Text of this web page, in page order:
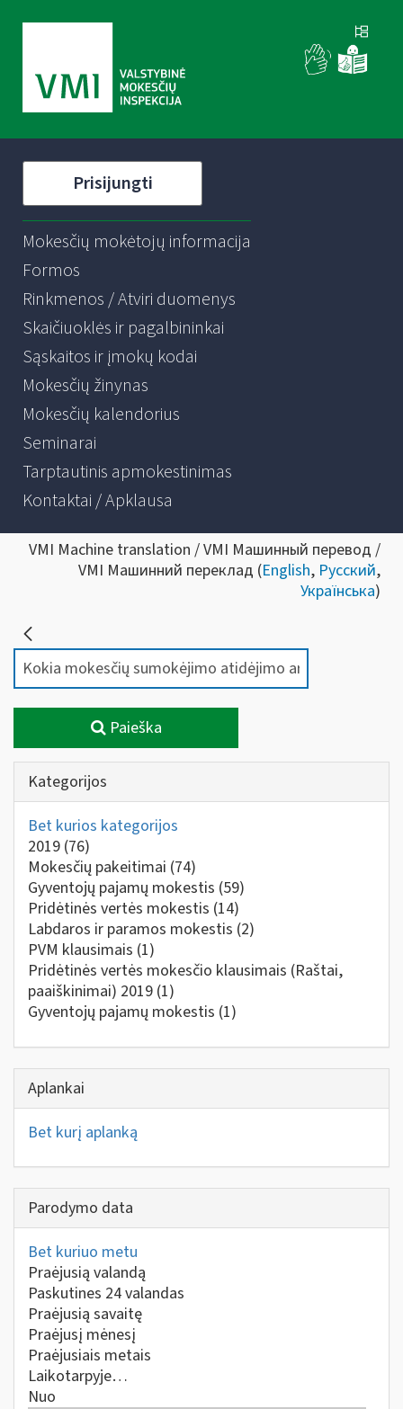
Prisijungti
Mokesčių mokėtojų informacija
Formos
Rinkmenos / Atviri duomenys
Skaičiuoklės ir pagalbininkai
Sąskaitos ir įmokų kodai
Mokesčių žinynas
Mokesčių kalendorius
Seminarai
Tarptautinis apmokestinimas
Kontaktai / Apklausa
VMI Machine translation / VMI Машинный перевод /
VMI Машинний переклад (English, Русский,
Українська)
Paieška
Kategorijos
Bet kurios kategorijos
2019 (76)
Mokesčių pakeitimai (74)
Gyventojų pajamų mokestis (59)
Pridėtinės vertės mokestis (14)
Labdaros ir paramos mokestis (2)
PVM klausimais (1)
Pridėtinės vertės mokesčio klausimais (Raštai,
paaiškinimai) 2019 (1)
Gyventojų pajamų mokestis (1)
Aplankai
Bet kurį aplanką
Parodymo data
Bet kuriuo metu
Praėjusią valandą
Paskutines 24 valandas
Praėjusią savaitę
Praėjusį mėnesį
Praėjusiais metais
Laikotarpyje…
Nuo